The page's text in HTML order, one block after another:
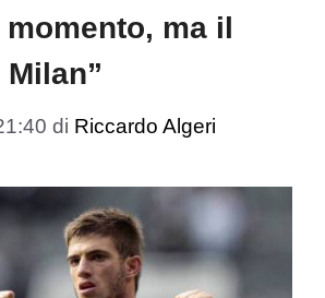
ma il
di Riccardo Algeri